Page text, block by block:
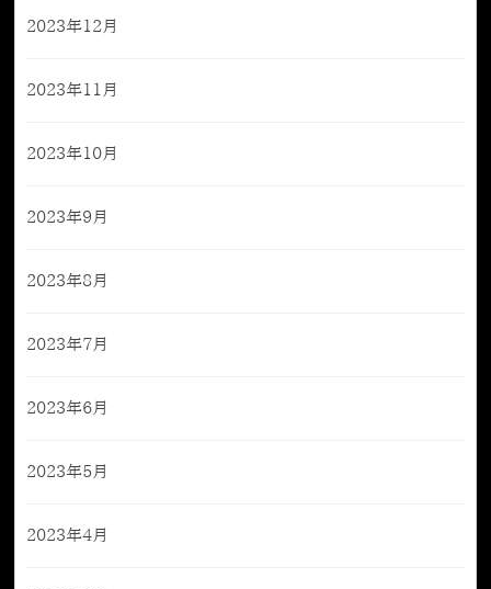
2023年12月
2023年11月
2023年10月
2023年9月
2023年8月
2023年7月
2023年6月
2023年5月
2023年4月